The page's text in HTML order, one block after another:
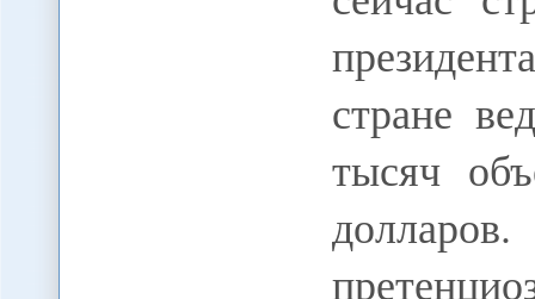
стране
тысяч